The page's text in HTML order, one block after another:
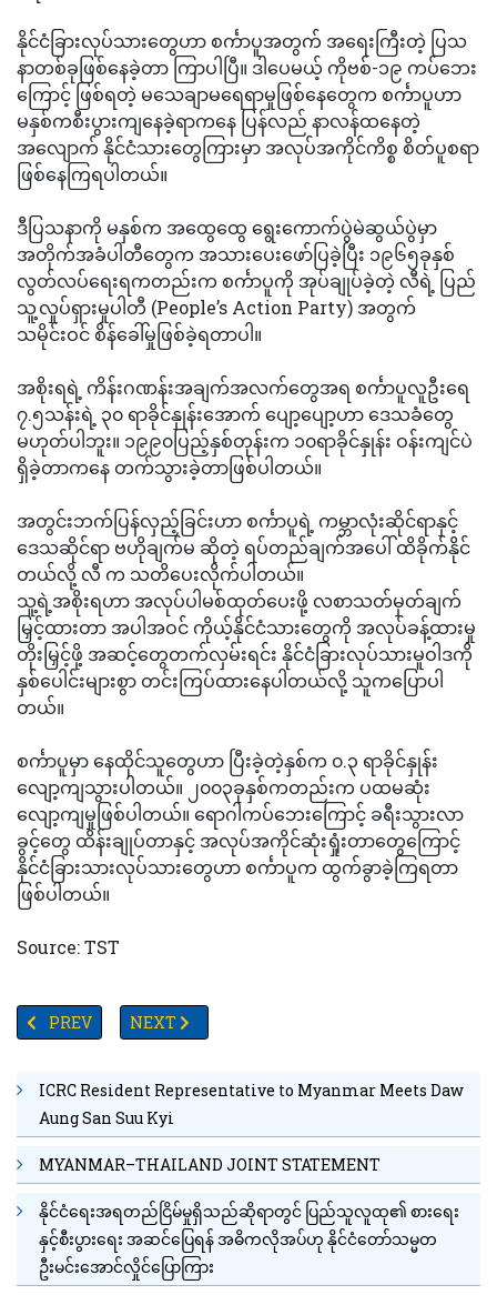
နိုင်ငံခြားလုပ်သားတွေဟာ စင်္ကာပူအတွက် အရေးကြီးတဲ့ ပြသ
နာတစ်ခုဖြစ်နေခဲ့တာ ကြာပါပြီ။ ဒါပေမယ့် ကိုဗစ်-၁၉ ကပ်ဘေး
ကြောင့် ဖြစ်ရတဲ့ မသေချာမရေရာမှုဖြစ်နေတွေက စင်္ကာပူဟာ
မနှစ်ကစီးပွားကျနေခဲ့ရာကနေ ပြန်လည် နာလန်ထနေတဲ့
အလျောက် နိုင်ငံသားတွေကြားမှာ အလုပ်အကိုင်ကိစ္စ စိတ်ပူစရာ
ဖြစ်နေကြရပါတယ်။
ဒီပြသနာကို မနှစ်က အထွေထွေ ရွေးကောက်ပွဲမဲဆွယ်ပွဲမှာ
အတိုက်အခံပါတီတွေက အသားပေးဖော်ပြခဲ့ပြီး ၁၉၆၅ခုနှစ်
လွတ်လပ်ရေးရကတည်းက စင်္ကာပူကို အုပ်ချုပ်ခဲ့တဲ့ လီရဲ့ ပြည်
သူ့လှုပ်ရှားမှုပါတီ (People’s Action Party) အတွက်
သမိုင်းဝင် စိန်ခေါ်မှုဖြစ်ခဲ့ရတာပါ။
အစိုးရရဲ့ ကိန်းဂဏန်းအချက်အလက်တွေအရ စင်္ကာပူလူဦးရေ
၇.၅သန်းရဲ့ ၃၀ ရာခိုင်နှုန်းအောက် ပျော့ပျော့ဟာ ဒေသခံတွေ
မဟုတ်ပါဘူး။ ၁၉၉၀ပြည့်နှစ်တုန်းက ၁၀ရာခိုင်နှုန်း ဝန်းကျင်ပဲ
ရှိခဲ့တာကနေ တက်သွားခဲ့တာဖြစ်ပါတယ်။
အတွင်းဘက်ပြန်လှည့်ခြင်းဟာ စင်္ကာပူရဲ့ ကမ္ဘာလုံးဆိုင်ရာနှင့်
ဒေသဆိုင်ရာ ဗဟိုချက်မ ဆိုတဲ့ ရပ်တည်ချက်အပေါ် ထိခိုက်နိုင်
တယ်လို့ လီ က သတိပေးလိုက်ပါတယ်။
သူ့ရဲ့အစိုးရဟာ အလုပ်ပါမစ်ထုတ်ပေးဖို့ လစာသတ်မှတ်ချက်
မြှင့်ထားတာ အပါအဝင် ကိုယ့်နိုင်ငံသားတွေကို အလုပ်ခန့်ထားမှု
တိုးမြှင့်ဖို့ အဆင့်တွေတက်လှမ်းရင်း နိုင်ငံခြားလုပ်သားမူဝါဒကို
နှစ်ပေါင်းများစွာ တင်းကြပ်ထားနေပါတယ်လို့ သူကပြောပါ
တယ်။
စင်္ကာပူမှာ နေထိုင်သူတွေဟာ ပြီးခဲ့တဲ့နှစ်က ၀.၃ ရာခိုင်နှုန်း
လျော့ကျသွားပါတယ်။ ၂၀၀၃ခုနှစ်ကတည်းက ပထမဆုံး
လျော့ကျမှုဖြစ်ပါတယ်။ ရောဂါကပ်ဘေးကြောင့် ခရီးသွားလာ
ခွင့်တွေ ထိန်းချုပ်တာနှင့် အလုပ်အကိုင်ဆုံးရှုံးတာတွေကြောင့်
နိုင်ငံခြားသားလုပ်သားတွေဟာ စင်္ကာပူက ထွက်ခွာခဲ့ကြရတာ
ဖြစ်ပါတယ်။
Source: TST
PREVIOUS ARTICLE: ဟိုက်ဒရိုဂျင်လောင်စာဆဲလ် မော်တော်ကားတွ
PREV NEXT ARTICLE: ဒယ်လ်တာ၏ ဟိုမှာဘက်တွင်..။ ပ
NEXT
ICRC Resident Representative to Myanmar Meets Daw
Aung San Suu Kyi
MYANMAR–THAILAND JOINT STATEMENT
နိုင်ငံရေးအရတည်ငြိမ်မှုရှိသည်ဆိုရာတွင် ပြည်သူလူထု၏ စားရေး
နှင့်စီးပွားရေး အဆင်ပြေရန် အဓိကလိုအပ်ဟု နိုင်ငံတော်သမ္မတ
ဦးမင်းအောင်လှိုင်ပြောကြား